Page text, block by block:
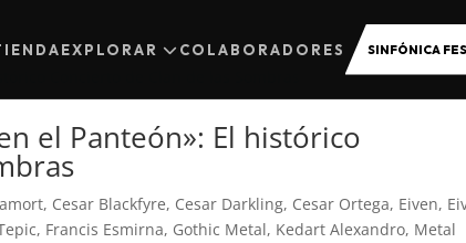
EXPLORAR COLABORADORES SINFÓNICA
el Panteón»: El histórico
, Cesar Blackfyre, Cesar Darkling, Cesar Ortega, Eiven,
, Francis Esmirna, Gothic Metal, Kedart Alexandro, Metal